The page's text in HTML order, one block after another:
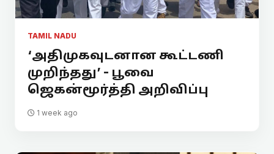
TAMIL NADU
‘அதிமுகவுடனான கூட்டணி
முறிந்தது’ - பூவை
ஜெகன்மூர்த்தி அறிவிப்பு
1 week ago